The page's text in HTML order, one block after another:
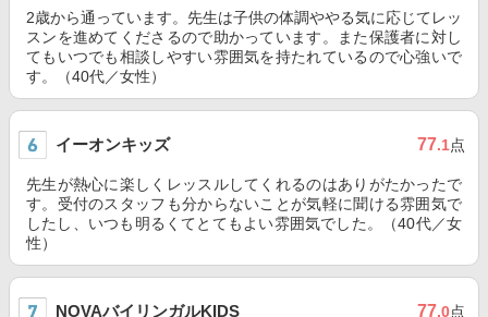
2歳から通っています。先生は子供の体調ややる気に応じてレッ
スンを進めてくださるので助かっています。また保護者に対し
てもいつでも相談しやすい雰囲気を持たれているので心強いで
す。（40代／女性）
イーオンキッズ 77.1点
先生が熱心に楽しくレッスルしてくれるのはありがたかったで
す。受付のスタッフも分からないことが気軽に聞ける雰囲気で
したし、いつも明るくてとてもよい雰囲気でした。（40代／女
性）
NOVAバイリンガルKIDS 77.0点